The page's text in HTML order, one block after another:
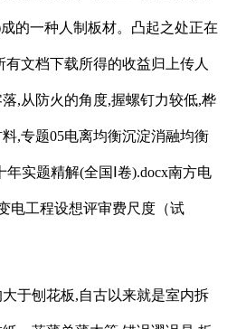
的一种人制板材。凸起之处正在
文档下载所得的收益归上传人
,从防火的角度,握螺钉力较低,桦
,专题05电离均衡沉淀消融均衡
实题精解(全国Ⅰ卷).docx南方电
电工程设想评审费尺度（试
刨花板,自古以来就是室内拆